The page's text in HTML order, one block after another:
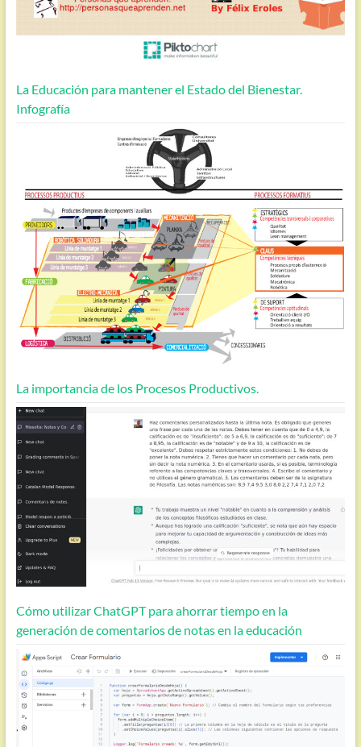
La Educación para mantener el Estado del Bienestar.
Infografía
La importancia de los Procesos Productivos.
Cómo utilizar ChatGPT para ahorrar tiempo en la
generación de comentarios de notas en la educación